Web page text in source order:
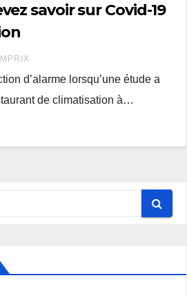
savoir sur Covid-19
d’alarme lorsqu’une étude a
de climatisation à…